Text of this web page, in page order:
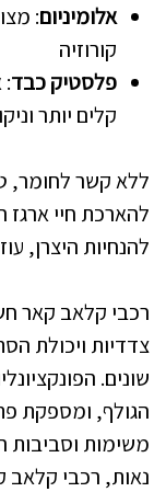
אלומיניום:
קורוזיה
פלסטיק כבד:
קלים יותר
ללא קשר לחומר,
להארכת חיי ארגז
להנחיות היצרן,
רכבי קלאב קאר
צדדיות ויכולת
שונים.
הגולף, ומספקת
משימות וסביבות
נאות, רכבי קלאב